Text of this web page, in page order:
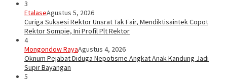
3
EtalaseAgustus 5, 2026
Curiga Suksesi Rektor Unsrat Tak Fair, Mendiktisaintek Copot
Rektor Sompie, Ini Profil Plt Rektor
4
Mongondow RayaAgustus 4, 2026
Oknum Pejabat Diduga Nepotisme Angkat Anak Kandung Jadi
Supir Bayangan
5